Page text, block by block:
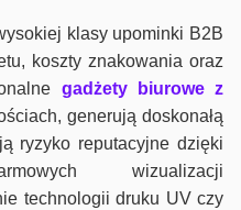
klasy upominki B2B
koszty znakowania oraz
gadżety biurowe z
generują doskonałą
ryzyko reputacyjne dzięki
wizualizacji
technologii druku UV czy